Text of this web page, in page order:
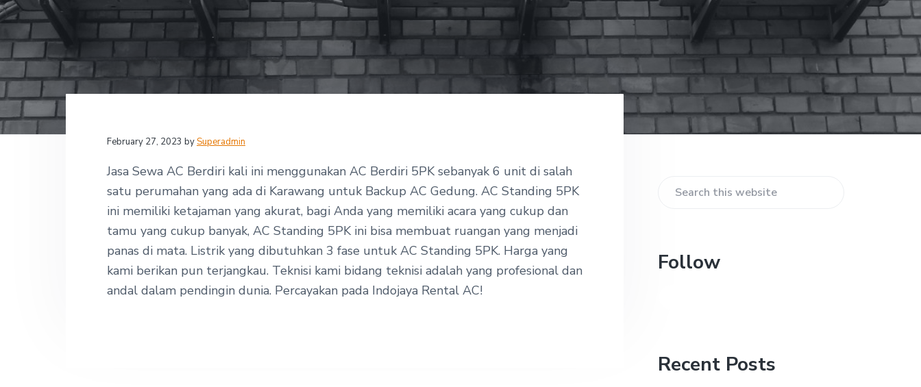
i
g
a
t
i
o
n
t
e
b
a
r
-
I
n
d
o
February 27, 2023 bySuperadmin
Jasa Sewa AC Berdiri kali ini menggunakan AC Berdiri 5PK sebanyak 6 unit di salah
satu perumahan yang ada di Karawang untuk Backup AC Gedung. AC Standing 5PK
ini memiliki ketajaman yang akurat, bagi Anda yang memiliki acara yang cukup dan
tamu yang cukup banyak, AC Standing 5PK ini bisa membuat ruangan yang menjadi
panas di mata. Listrik yang dibutuhkan 3 fase untuk AC Standing 5PK. Harga yang
kami berikan pun terjangkau. Teknisi kami bidang teknisi adalah yang profesional dan
andal dalam pendingin dunia. Percayakan pada Indojaya Rental AC!
Sidebar
Search
Follow
Recent Posts